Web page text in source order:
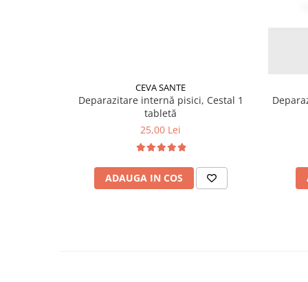
CEVA SANTE
Deparazitare internă pisici, Cestal 1
tabletă
25,00 Lei
ADAUGA IN COS